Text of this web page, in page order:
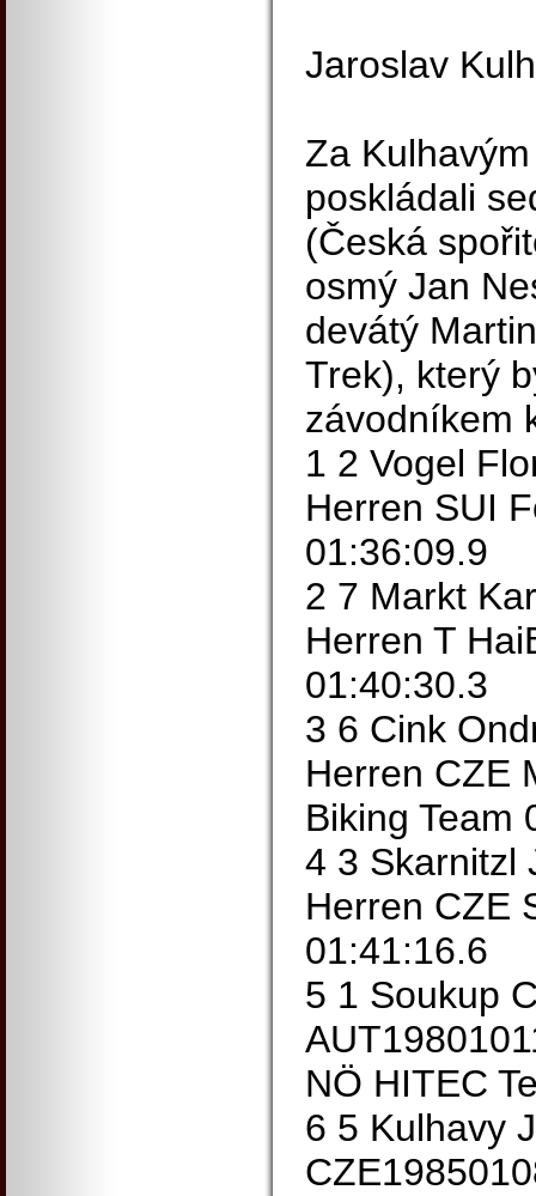
Jaroslav
Za
poskládali
(Česká
osmý Jan
devátý
Trek), který
závodníkem
1 2 Vogel
Herren SUI
01:36:09.9
2 7 Markt
Herren T
01:40:30.3
3 6 Cink
Herren CZE
Biking Team
4 3 Skarnitzl
Herren CZE
01:41:16.6
5 1 Soukup
NÖ HITEC
6 5 Kulhavy